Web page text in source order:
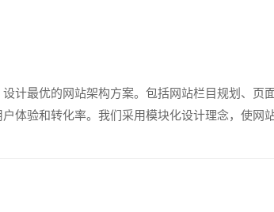
计最优的网站架构方案。包括网站栏目规划、页
体验和转化率。我们采用模块化设计理念，使网